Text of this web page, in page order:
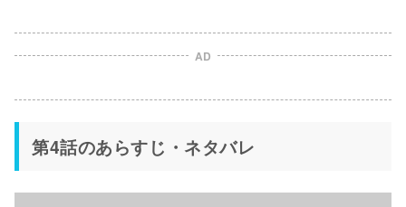
AD
第4話のあらすじ・ネタバレ